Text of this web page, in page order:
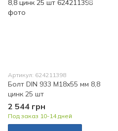
Артикул: 624211398
Болт DIN 933 M18x55 мм 8,8
цинк 25 шт
2 544 грн
Под заказ 10-14 дней